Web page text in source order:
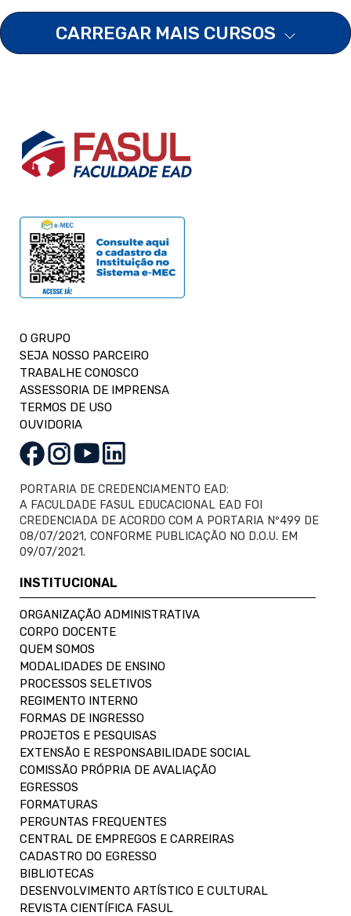
CARREGAR MAIS CURSOS
O GRUPO
SEJA NOSSO PARCEIRO
TRABALHE CONOSCO
ASSESSORIA DE IMPRENSA
TERMOS DE USO
OUVIDORIA
PORTARIA DE CREDENCIAMENTO EAD:
A FACULDADE FASUL EDUCACIONAL EAD FOI
CREDENCIADA DE ACORDO COM A PORTARIA Nº499 DE
08/07/2021, CONFORME PUBLICAÇÃO NO D.O.U. EM
09/07/2021.
INSTITUCIONAL
ORGANIZAÇÃO ADMINISTRATIVA
CORPO DOCENTE
QUEM SOMOS
MODALIDADES DE ENSINO
PROCESSOS SELETIVOS
REGIMENTO INTERNO
FORMAS DE INGRESSO
PROJETOS E PESQUISAS
EXTENSÃO E RESPONSABILIDADE SOCIAL
COMISSÃO PRÓPRIA DE AVALIAÇÃO
EGRESSOS
FORMATURAS
PERGUNTAS FREQUENTES
CENTRAL DE EMPREGOS E CARREIRAS
CADASTRO DO EGRESSO
BIBLIOTECAS
DESENVOLVIMENTO ARTÍSTICO E CULTURAL
REVISTA CIENTÍFICA FASUL